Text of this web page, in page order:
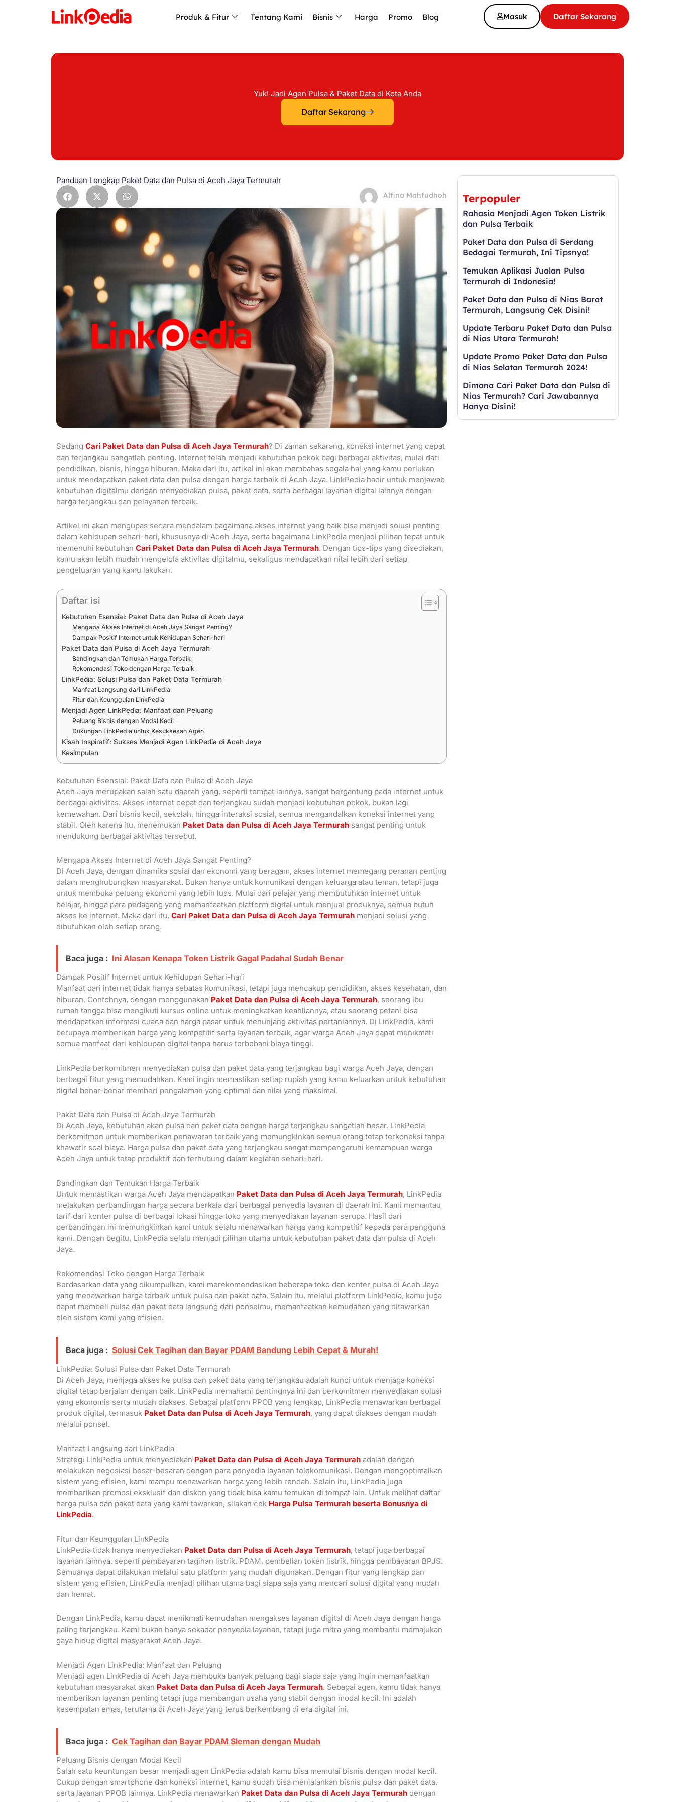
Daftar Sekarang
Masuk
Produk & Fitur Tentang Kami Bisnis Harga Promo Blog
Yuk! Jadi Agen Pulsa & Paket Data di Kota Anda
Daftar Sekarang
Panduan Lengkap Paket Data dan Pulsa di Aceh Jaya Termurah
Alfina Mahfudhoh
Sedang Cari Paket Data dan Pulsa di Aceh Jaya Termurah? Di zaman sekarang, koneksi internet yang cepat
dan terjangkau sangatlah penting. Internet telah menjadi kebutuhan pokok bagi berbagai aktivitas, mulai dari
pendidikan, bisnis, hingga hiburan. Maka dari itu, artikel ini akan membahas segala hal yang kamu perlukan
untuk mendapatkan paket data dan pulsa dengan harga terbaik di Aceh Jaya. LinkPedia hadir untuk menjawab
kebutuhan digitalmu dengan menyediakan pulsa, paket data, serta berbagai layanan digital lainnya dengan
harga terjangkau dan pelayanan terbaik.
Artikel ini akan mengupas secara mendalam bagaimana akses internet yang baik bisa menjadi solusi penting
dalam kehidupan sehari-hari, khususnya di Aceh Jaya, serta bagaimana LinkPedia menjadi pilihan tepat untuk
memenuhi kebutuhan Cari Paket Data dan Pulsa di Aceh Jaya Termurah. Dengan tips-tips yang disediakan,
kamu akan lebih mudah mengelola aktivitas digitalmu, sekaligus mendapatkan nilai lebih dari setiap
pengeluaran yang kamu lakukan.
Daftar isi
Kebutuhan Esensial: Paket Data dan Pulsa di Aceh Jaya
Mengapa Akses Internet di Aceh Jaya Sangat Penting?
Dampak Positif Internet untuk Kehidupan Sehari-hari
Paket Data dan Pulsa di Aceh Jaya Termurah
Bandingkan dan Temukan Harga Terbaik
Rekomendasi Toko dengan Harga Terbaik
LinkPedia: Solusi Pulsa dan Paket Data Termurah
Manfaat Langsung dari LinkPedia
Fitur dan Keunggulan LinkPedia
Menjadi Agen LinkPedia: Manfaat dan Peluang
Peluang Bisnis dengan Modal Kecil
Dukungan LinkPedia untuk Kesuksesan Agen
Kisah Inspiratif: Sukses Menjadi Agen LinkPedia di Aceh Jaya
Kesimpulan
Kebutuhan Esensial: Paket Data dan Pulsa di Aceh Jaya
Aceh Jaya merupakan salah satu daerah yang, seperti tempat lainnya, sangat bergantung pada internet untuk
berbagai aktivitas. Akses internet cepat dan terjangkau sudah menjadi kebutuhan pokok, bukan lagi
kemewahan. Dari bisnis kecil, sekolah, hingga interaksi sosial, semua mengandalkan koneksi internet yang
stabil. Oleh karena itu, menemukan Paket Data dan Pulsa di Aceh Jaya Termurah sangat penting untuk
mendukung berbagai aktivitas tersebut.
Mengapa Akses Internet di Aceh Jaya Sangat Penting?
Di Aceh Jaya, dengan dinamika sosial dan ekonomi yang beragam, akses internet memegang peranan penting
dalam menghubungkan masyarakat. Bukan hanya untuk komunikasi dengan keluarga atau teman, tetapi juga
untuk membuka peluang ekonomi yang lebih luas. Mulai dari pelajar yang membutuhkan internet untuk
belajar, hingga para pedagang yang memanfaatkan platform digital untuk menjual produknya, semua butuh
akses ke internet. Maka dari itu, Cari Paket Data dan Pulsa di Aceh Jaya Termurah menjadi solusi yang
dibutuhkan oleh setiap orang.
Baca juga : Ini Alasan Kenapa Token Listrik Gagal Padahal Sudah Benar
Dampak Positif Internet untuk Kehidupan Sehari-hari
Manfaat dari internet tidak hanya sebatas komunikasi, tetapi juga mencakup pendidikan, akses kesehatan, dan
hiburan. Contohnya, dengan menggunakan Paket Data dan Pulsa di Aceh Jaya Termurah, seorang ibu
rumah tangga bisa mengikuti kursus online untuk meningkatkan keahliannya, atau seorang petani bisa
mendapatkan informasi cuaca dan harga pasar untuk menunjang aktivitas pertaniannya. Di LinkPedia, kami
berupaya memberikan harga yang kompetitif serta layanan terbaik, agar warga Aceh Jaya dapat menikmati
semua manfaat dari kehidupan digital tanpa harus terbebani biaya tinggi.
LinkPedia berkomitmen menyediakan pulsa dan paket data yang terjangkau bagi warga Aceh Jaya, dengan
berbagai fitur yang memudahkan. Kami ingin memastikan setiap rupiah yang kamu keluarkan untuk kebutuhan
digital benar-benar memberi pengalaman yang optimal dan nilai yang maksimal.
Paket Data dan Pulsa di Aceh Jaya Termurah
Di Aceh Jaya, kebutuhan akan pulsa dan paket data dengan harga terjangkau sangatlah besar. LinkPedia
berkomitmen untuk memberikan penawaran terbaik yang memungkinkan semua orang tetap terkoneksi tanpa
khawatir soal biaya. Harga pulsa dan paket data yang terjangkau sangat mempengaruhi kemampuan warga
Aceh Jaya untuk tetap produktif dan terhubung dalam kegiatan sehari-hari.
Bandingkan dan Temukan Harga Terbaik
Untuk memastikan warga Aceh Jaya mendapatkan Paket Data dan Pulsa di Aceh Jaya Termurah, LinkPedia
melakukan perbandingan harga secara berkala dari berbagai penyedia layanan di daerah ini. Kami memantau
tarif dari konter pulsa di berbagai lokasi hingga toko yang menyediakan layanan serupa. Hasil dari
perbandingan ini memungkinkan kami untuk selalu menawarkan harga yang kompetitif kepada para pengguna
kami. Dengan begitu, LinkPedia selalu menjadi pilihan utama untuk kebutuhan paket data dan pulsa di Aceh
Jaya.
Rekomendasi Toko dengan Harga Terbaik
Berdasarkan data yang dikumpulkan, kami merekomendasikan beberapa toko dan konter pulsa di Aceh Jaya
yang menawarkan harga terbaik untuk pulsa dan paket data. Selain itu, melalui platform LinkPedia, kamu juga
dapat membeli pulsa dan paket data langsung dari ponselmu, memanfaatkan kemudahan yang ditawarkan
oleh sistem kami yang efisien.
Baca juga : Solusi Cek Tagihan dan Bayar PDAM Bandung Lebih Cepat & Murah!
LinkPedia: Solusi Pulsa dan Paket Data Termurah
Di Aceh Jaya, menjaga akses ke pulsa dan paket data yang terjangkau adalah kunci untuk menjaga koneksi
digital tetap berjalan dengan baik. LinkPedia memahami pentingnya ini dan berkomitmen menyediakan solusi
yang ekonomis serta mudah diakses. Sebagai platform PPOB yang lengkap, LinkPedia menawarkan berbagai
produk digital, termasuk Paket Data dan Pulsa di Aceh Jaya Termurah, yang dapat diakses dengan mudah
melalui ponsel.
Manfaat Langsung dari LinkPedia
Strategi LinkPedia untuk menyediakan Paket Data dan Pulsa di Aceh Jaya Termurah adalah dengan
melakukan negosiasi besar-besaran dengan para penyedia layanan telekomunikasi. Dengan mengoptimalkan
sistem yang efisien, kami mampu menawarkan harga yang lebih rendah. Selain itu, LinkPedia juga
memberikan promosi eksklusif dan diskon yang tidak bisa kamu temukan di tempat lain. Untuk melihat daftar
harga pulsa dan paket data yang kami tawarkan, silakan cek Harga Pulsa Termurah beserta Bonusnya di
LinkPedia.
Fitur dan Keunggulan LinkPedia
LinkPedia tidak hanya menyediakan Paket Data dan Pulsa di Aceh Jaya Termurah, tetapi juga berbagai
layanan lainnya, seperti pembayaran tagihan listrik, PDAM, pembelian token listrik, hingga pembayaran BPJS.
Semuanya dapat dilakukan melalui satu platform yang mudah digunakan. Dengan fitur yang lengkap dan
sistem yang efisien, LinkPedia menjadi pilihan utama bagi siapa saja yang mencari solusi digital yang mudah
dan hemat.
Dengan LinkPedia, kamu dapat menikmati kemudahan mengakses layanan digital di Aceh Jaya dengan harga
paling terjangkau. Kami bukan hanya sekadar penyedia layanan, tetapi juga mitra yang membantu memajukan
gaya hidup digital masyarakat Aceh Jaya.
Menjadi Agen LinkPedia: Manfaat dan Peluang
Menjadi agen LinkPedia di Aceh Jaya membuka banyak peluang bagi siapa saja yang ingin memanfaatkan
kebutuhan masyarakat akan Paket Data dan Pulsa di Aceh Jaya Termurah. Sebagai agen, kamu tidak hanya
memberikan layanan penting tetapi juga membangun usaha yang stabil dengan modal kecil. Ini adalah
kesempatan emas, terutama di Aceh Jaya yang terus berkembang di era digital ini.
Baca juga : Cek Tagihan dan Bayar PDAM Sleman dengan Mudah
Peluang Bisnis dengan Modal Kecil
Salah satu keuntungan besar menjadi agen LinkPedia adalah kamu bisa memulai bisnis dengan modal kecil.
Cukup dengan smartphone dan koneksi internet, kamu sudah bisa menjalankan bisnis pulsa dan paket data,
serta layanan PPOB lainnya. LinkPedia menawarkan Paket Data dan Pulsa di Aceh Jaya Termurah dengan
Terpopuler
Rahasia Menjadi Agen Token Listrik
dan Pulsa Terbaik
Paket Data dan Pulsa di Serdang
Bedagai Termurah, Ini Tipsnya!
Temukan Aplikasi Jualan Pulsa
Termurah di Indonesia!
Paket Data dan Pulsa di Nias Barat
Termurah, Langsung Cek Disini!
Update Terbaru Paket Data dan Pulsa
di Nias Utara Termurah!
Update Promo Paket Data dan Pulsa
di Nias Selatan Termurah 2024!
Dimana Cari Paket Data dan Pulsa di
Nias Termurah? Cari Jawabannya
Hanya Disini!